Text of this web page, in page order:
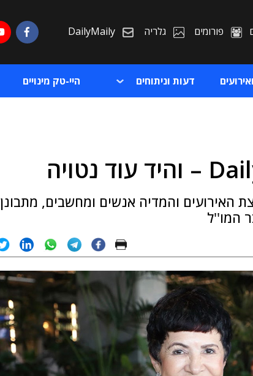
פורומים גלריה DailyMaily
דעות וניתוחים היי-טק מינויים
האירועים והמדיה אנשים ומחשבים, מתבונן
המו''ל